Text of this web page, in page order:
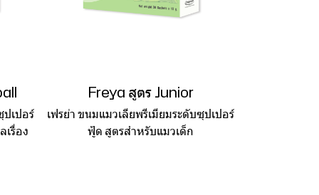
ปเปอร์
รื่อง
Freya สูตร Junior
เฟรย่า ขนมแมวเลียพรีเมียมระดับซุปเปอร์
ฟู้ด สูตรสำหรับแมวเด็ก